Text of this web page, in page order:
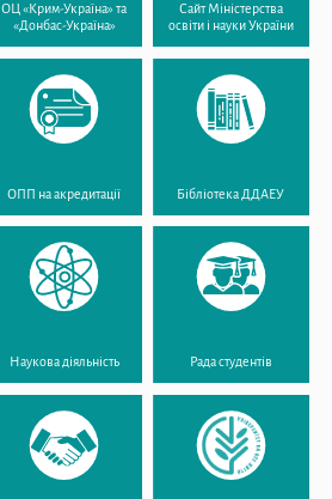
ОЦ «Крим-Україна» та
«Донбас-Україна»
Сайт Міністерства
освіти і науки України
ОПП на акредитації Бібліотека ДДАЕУ
Наукова діяльність Рада студентів